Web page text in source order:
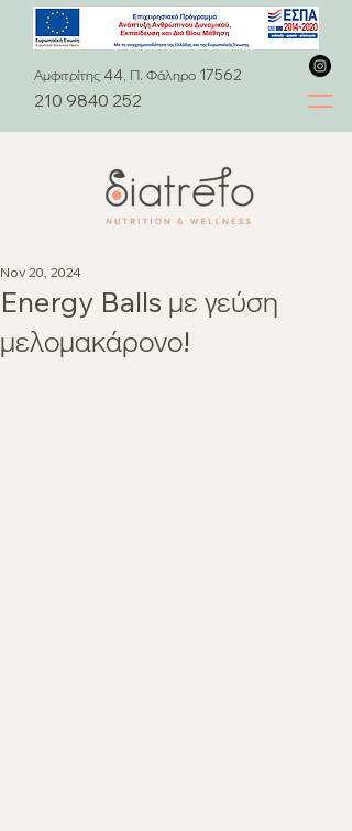
Αμφιτρίτης 44, Π. Φάληρο 17562
210 9840 252
Energy Balls με γεύση
μελομακάρονο!
Nov 20, 2024